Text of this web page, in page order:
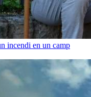
incendi en un camp